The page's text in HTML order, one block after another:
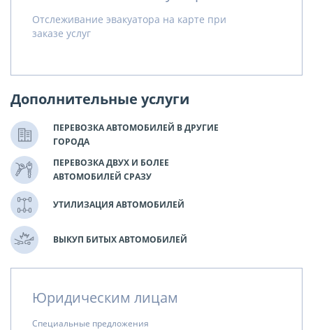
Отслеживание эвакуатора на карте при
заказе услуг
Дополнительные услуги
ПЕРЕВОЗКА АВТОМОБИЛЕЙ В ДРУГИЕ
ГОРОДА
ПЕРЕВОЗКА ДВУХ И БОЛЕЕ
АВТОМОБИЛЕЙ СРАЗУ
УТИЛИЗАЦИЯ АВТОМОБИЛЕЙ
ВЫКУП БИТЫХ АВТОМОБИЛЕЙ
Юридическим лицам
Специальные предложения